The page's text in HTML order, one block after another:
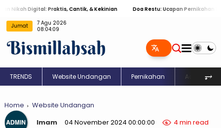
Digital: Praktis, Cantik, & Kekinian Doa Restu: Ucapan Pernikahan Islami
Jumat 7 Agu 2026 08:04:10
TRENDS Website Undangan Pernikahan Aqiqah⥅
Home
Website Undangan
Imam
04 November 2024 00:00:00 4 min read